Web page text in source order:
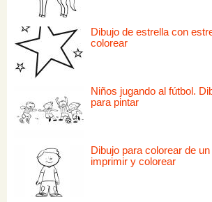
Dibujo de estrella con
colorear
Niños jugando al fútbol.
para pintar
Dibujo para colorear de
imprimir y colorear